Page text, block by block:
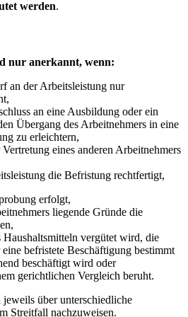
werden.
nur anerkannt, wenn:
an der Arbeitsleistung nur
an eine Ausbildung oder ein
Übergang des Arbeitnehmers in eine
zu erleichtern,
eines anderen Arbeitnehmers
die Befristung rechtfertigt,
erfolgt,
liegende Gründe die
Haushaltsmitteln vergütet wird, die
befristete Beschäftigung bestimmt
beschäftigt wird oder
gerichtlichen Vergleich beruht.
über unterschiedliche
Streitfall nachzuweisen.